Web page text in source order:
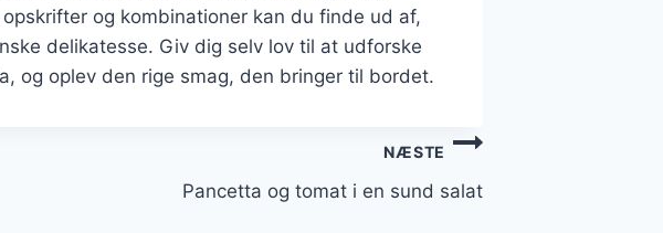
og kombinationer kan du finde ud af,
delikatesse. Giv dig selv lov til at udforske
og oplev den rige smag, den bringer til bordet.
NÆSTE
Pancetta og tomat i en sund salat